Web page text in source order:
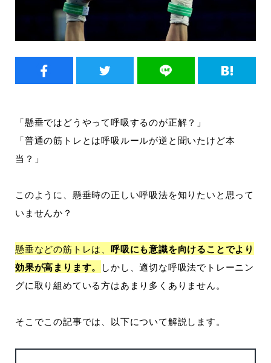
「懸垂ではどうやって呼吸するのが正解？」
「普通の筋トレとは呼吸ルールが逆と聞いたけど本
当？」
このように、懸垂時の正しい呼吸法を知りたいと思って
いませんか？
懸垂などの筋トレは、 呼吸にも意識を向けることでより
効果が高まります。
しかし、適切な呼吸法でトレーニン
グに取り組めている方はあまり多くありません。
そこでこの記事では、以下について解説します。